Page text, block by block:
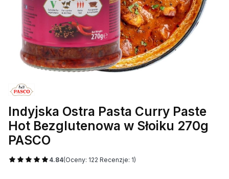
Indyjska Ostra Pasta Curry Paste
Hot Bezglutenowa w Słoiku 270g
PASCO
4.84(Oceny: 122 Recenzje: 1)